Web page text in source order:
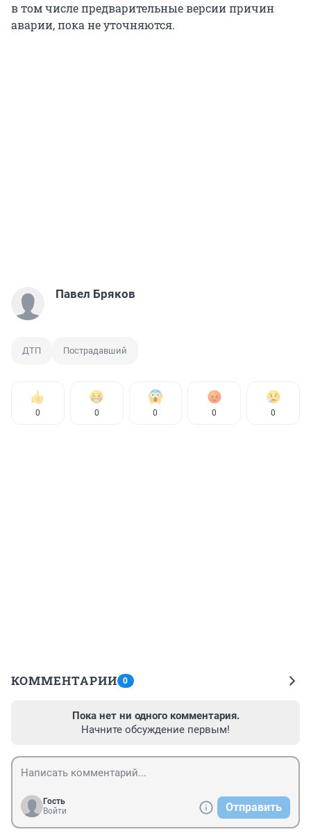
в том числе предварительные версии причин
аварии, пока не уточняются.
Павел Бряков
ДТП Пострадавший
0 0 0 0 0
КОММЕНТАРИИ 0
Пока нет ни одного комментария.
Начните обсуждение первым!
Гость
Войти
Отправить